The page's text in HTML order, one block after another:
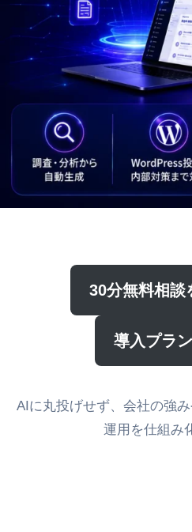
30分無料相談
導入プラ
AIに丸投げせず、会社の強
運用を仕組み